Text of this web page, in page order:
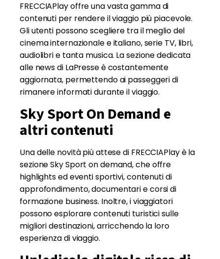
FRECCIAPlay offre una vasta gamma di
contenuti per rendere il viaggio più piacevole.
Gli utenti possono scegliere tra il meglio del
cinema internazionale e italiano, serie TV, libri,
audiolibri e tanta musica. La sezione dedicata
alle news di LaPresse è costantemente
aggiornata, permettendo ai passeggeri di
rimanere informati durante il viaggio.
Sky Sport On Demand e
altri contenuti
Una delle novità più attese di FRECCIAPlay è la
sezione Sky Sport on demand, che offre
highlights ed eventi sportivi, contenuti di
approfondimento, documentari e corsi di
formazione business. Inoltre, i viaggiatori
possono esplorare contenuti turistici sulle
migliori destinazioni, arricchendo la loro
esperienza di viaggio.